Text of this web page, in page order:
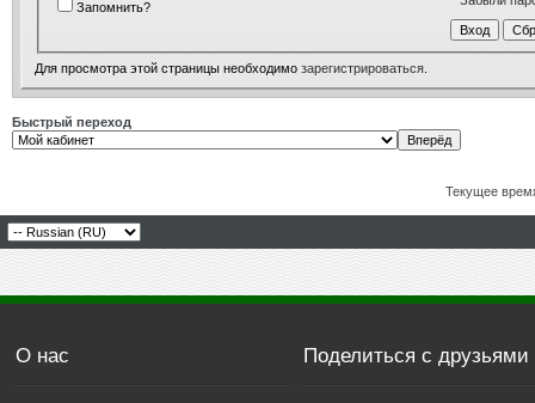
Запомнить?
Для просмотра этой страницы необходимо зарегистрироваться
Быстрый переход
Текущее
О нас Поделиться с друзьями